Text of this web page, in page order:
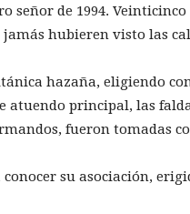
señor de 1994.
hubieren visto las
hazaña, eligiendo
atuendo principal, las
fueron tomadas
conocer su asociación,